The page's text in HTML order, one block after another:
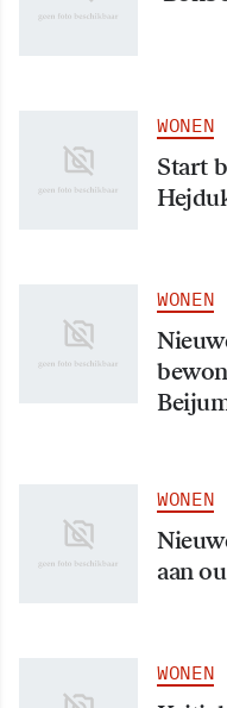
WONEN
Start
WONEN
WONEN
aan
WONEN